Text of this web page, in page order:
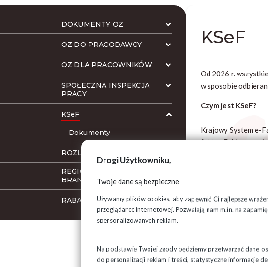
Drogi Użytkowniku,
Twoje dane są bezpieczne
Używamy plików cookies, aby zapewnić Ci najlepsze
przeglądarce internetowej. Pozwalają nam m.in. na
spersonalizowanych reklam.
Na podstawie Twojej zgody będziemy przetwarzać dane
do personalizacji reklam i treści, statystyczne informacje
DOKUMENTY OZ
OZ DO PRACODAWCY
OZ DLA PRACOWNIKÓW
SPOŁECZNA INSPEKCJA
PRACY
KSeF
Dokumenty
ROZLICZENIA Z US
REGIONALNE SEKCJE
BRANŻOWE
RABATY, BENEFITY
KSeF
Od 2026 r.
w sposobie
Czym jest KSeF?
Krajowy System e-
faktur. Faktury
ustrukturyzowaną
Od tej daty każda